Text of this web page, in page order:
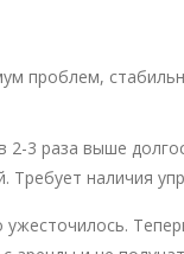
проблем,
3 раза выше
Требует наличия